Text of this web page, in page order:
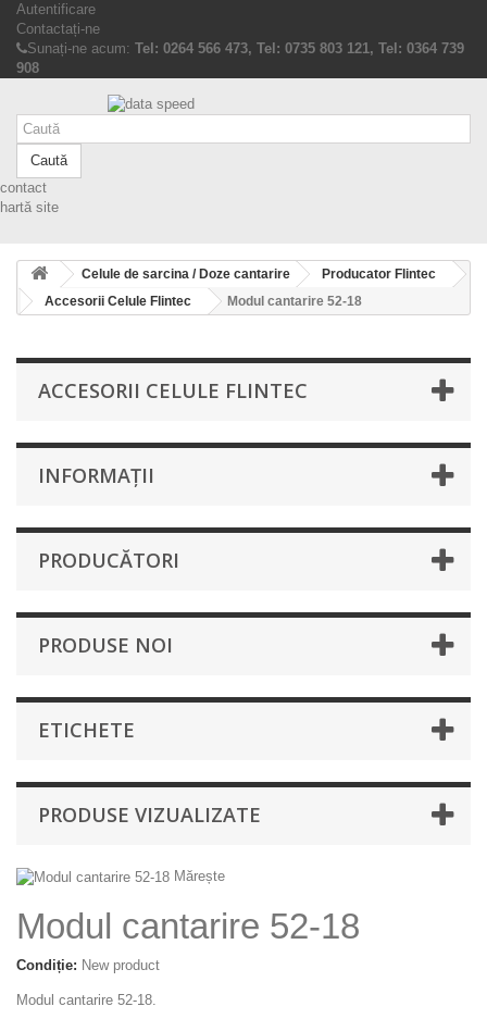
Autentificare
Contactați-ne
Sunați-ne acum: Tel: 0264 566 473, Tel: 0735 803 121, Tel: 0364 739
908
Caută
contact
hartă site
Celule de sarcina / Doze cantarire
Producator Flintec
Accesorii Celule Flintec
Modul cantarire 52-18
ACCESORII CELULE FLINTEC
INFORMAŢII
PRODUCĂTORI
PRODUSE NOI
ETICHETE
PRODUSE VIZUALIZATE
Mărește
Modul cantarire 52-18
Condiție: New product
Modul cantarire 52-18.